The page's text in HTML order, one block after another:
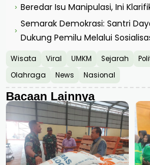
› Beredar Isu Manipulasi, Ini
›
Semarak Demokrasi: Santri
Dukung Pemilu Melalui
Wisata Viral UMKM Sejarah
Olahraga
News Nasional
Bacaan Lainnya